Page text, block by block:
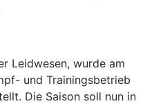
Leidwesen, wurde am
und Trainingsbetrieb
Die Saison soll nun in